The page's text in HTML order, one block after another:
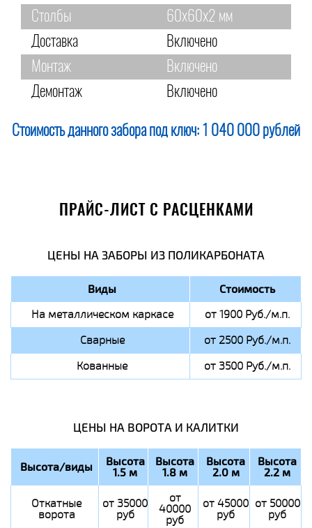
Столбы
60х60х2 мм
Доставка
Включено
Монтаж
Включено
Демонтаж
Включено
Стоимость данного забора под ключ: 1 040 000 рублей
ПРАЙС-ЛИСТ С РАСЦЕНКАМИ
ЦЕНЫ НА ЗАБОРЫ ИЗ ПОЛИКАРБОНАТА
Виды Стоимость
На металлическом каркасе
от 1900 Руб./м.п.
Сварные
от 2500 Руб./м.п.
Кованные
от 3500 Руб./м.п.
ЦЕНЫ НА ВОРОТА И КАЛИТКИ
Высота/виды Высота
1.5 м
Высота
1.8 м
Высота
2.0 м
Высота
2.2 м
Откатные
ворота
от 35000
руб
от
40000
руб
от 45000
руб
от 50000
руб